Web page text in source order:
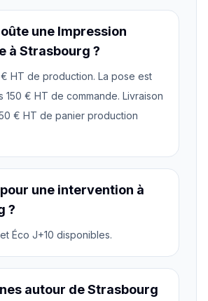
une Impression
à Strasbourg ?
HT de production. La pose est
150 € HT de commande. Livraison
€ HT de panier production
une intervention à
?
Éco J+10 disponibles.
autour de Strasbourg